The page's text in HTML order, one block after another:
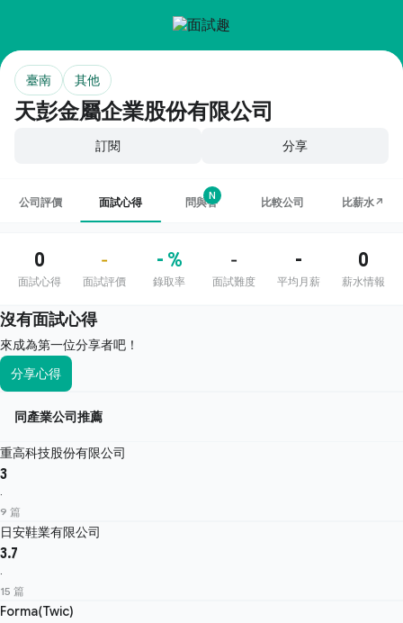
天彭金屬企業股份有限公司
臺南 其他
訂閱 分享
公司評價 面試心得 問與答
N
比較公司 比薪水↗
0
面試心得
-
面試評價
- %
錄取率
-
面試難度
-
平均月薪
0
薪水情報
沒有面試心得
來成為第一位分享者吧！
分享心得
同產業公司推薦
重高科技股份有限公司
3
·
9 篇
日安鞋業有限公司
3.7
·
15 篇
Forma(Twic)